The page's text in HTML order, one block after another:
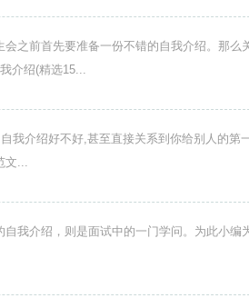
之前首先要准备一份不错的自我介绍。那么
介绍(精选15...
我介绍好不好,甚至直接关系到你给别人的第
文...
我介绍，则是面试中的一门学问。为此小编